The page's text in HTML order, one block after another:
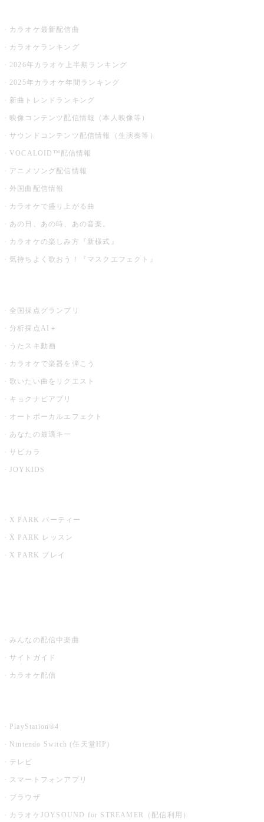
カラオケ最新配信曲
カラオケランキング
2026年カラオケ上半期ランキング
2025年カラオケ年間ランキング
新曲トレンドランキング
映像コンテンツ配信情報（本人映像等）
サウンドコンテンツ配信情報（生演奏等）
VOCALOID™配信情報
アニメソング配信情報
外国曲配信情報
カラオケで盛り上がる曲
あの日、あの時、あの音楽。
カラオケの楽しみ方『新様式』
気持ちよく歌おう！『マスクエフェクト』
全国採点グランプリ
分析採点AI＋
うたスキ動画
カラオケで楽器を弾こう
歌いたい曲をリクエスト
キョクナビアプリ
オートボーカルエフェクト
あなたの最適キー
サビカラ
JOYKIDS
X PARK パーティー
X PARK レッスン
X PARK プレイ
みんなの配信中楽曲
サイトガイド
カラオケ配信
PlayStation®4
Nintendo Switch (任天堂HP)
テレビ
スマートフォンアプリ
ブラウザ
カラオケJOYSOUND for STREAMER（配信利用）